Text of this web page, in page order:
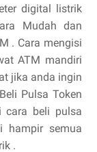
digital listrik
Mudah dan
. Cara mengisi
ATM mandiri
jika anda ingin
Pulsa Token
cara beli pulsa
hampir semua
.